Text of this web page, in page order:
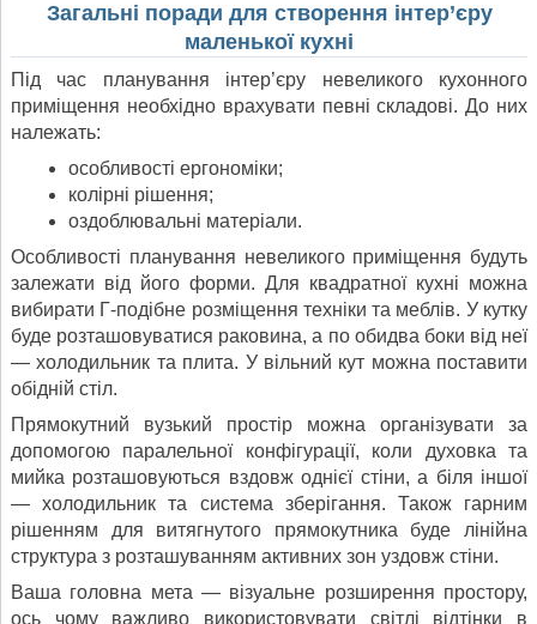
Загальні поради для створення інтер’єру
маленької кухні
Під час планування інтер’єру невеликого кухонного
приміщення необхідно врахувати певні складові. До них
належать:
особливості ергономіки;
колірні рішення;
оздоблювальні матеріали.
Особливості планування невеликого приміщення будуть
залежати від його форми. Для квадратної кухні можна
вибирати Г-подібне розміщення техніки та меблів. У кутку
буде розташовуватися раковина, а по обидва боки від неї
— холодильник та плита. У вільний кут можна поставити
обідній стіл.
Прямокутний вузький простір можна організувати за
допомогою паралельної конфігурації, коли духовка та
мийка розташовуються вздовж однієї стіни, а біля іншої
— холодильник та система зберігання. Також гарним
рішенням для витягнутого прямокутника буде лінійна
структура з розташуванням активних зон уздовж стіни.
Ваша головна мета — візуальне розширення простору,
ось чому важливо використовувати світлі відтінки в